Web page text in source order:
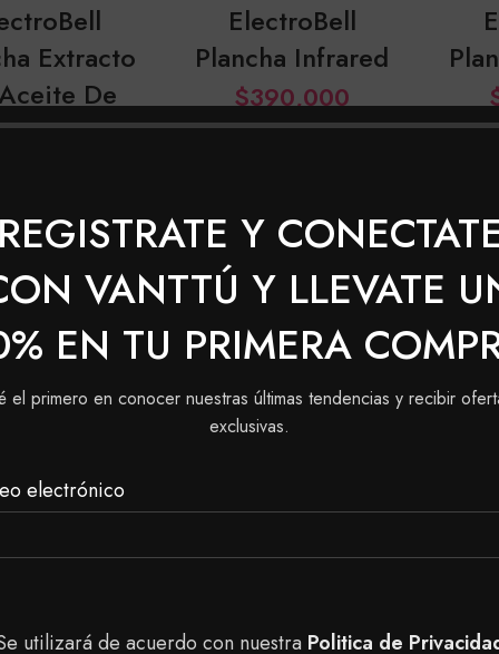
REGISTRATE Y
VANTTÚ Y LLEVATE
EN TU PRIMERA
el primero en conocer nuestras últimas tendencias y recibir
exclusivas.
electrónico
utilizará de acuerdo con nuestra Politica de
Extracto
De
Oliva
$297,600
ElectroBell
Plancha Infrared
$390,000
Con Transferencia
Con